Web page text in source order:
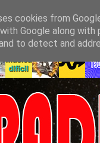
cookies from
Google along
to detect and